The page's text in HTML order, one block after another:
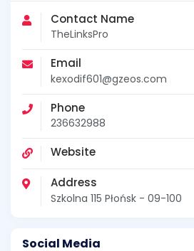
Contact Name
TheLinksPro
Email
kexodif601@gzeos.com
Phone
236632988
Website
Address
Szkolna 115 Płońsk - 09-100
Social Media